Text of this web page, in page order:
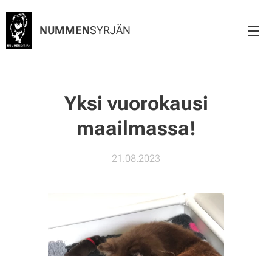
NUMMENSYRJÄN
Yksi vuorokausi
maailmassa!
21.08.2023